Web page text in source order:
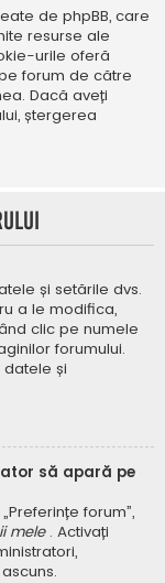
de phpBB, care
resurse ale
urile oferă
forum de către
Dacă aveți
ștergerea
și setările dvs.
a le modifica,
clic pe numele
forumului.
și
să apară pe
forum”,
mele . Activați